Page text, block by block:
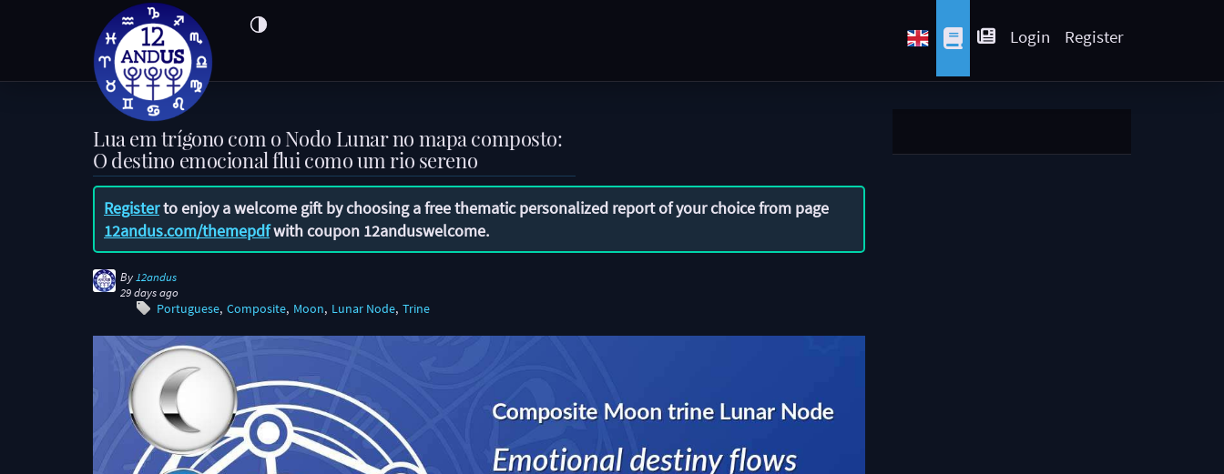
Login Register
Lua em trígono com o Nodo Lunar no mapa composto:
O destino emocional flui como um rio sereno
Registerto enjoy a welcome gift by choosing a free thematic personalized report of your choice from page
12andus.com/themepdfwith coupon 12anduswelcome.
By 12andus
29 days ago
Portuguese Composite Moon Lunar Node Trine